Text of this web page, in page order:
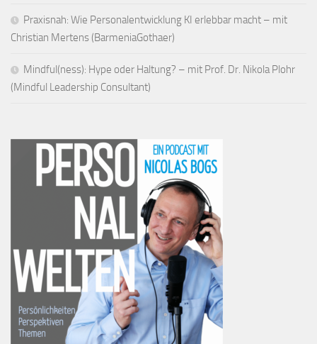
Praxisnah: Wie Personalentwicklung KI erlebbar macht – mit
Christian Mertens (BarmeniaGothaer)
Mindful(ness): Hype oder Haltung? – mit Prof. Dr. Nikola Plohr
(Mindful Leadership Consultant)